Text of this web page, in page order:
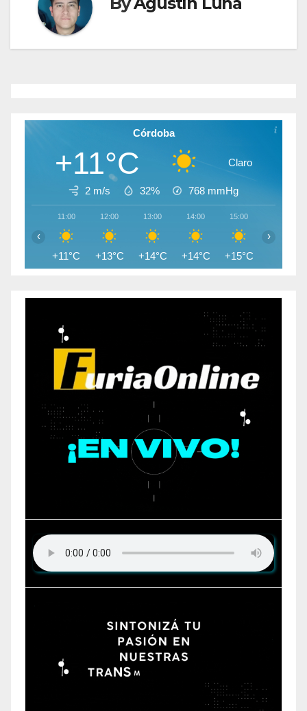
Córdoba
+11°C Claro
2 m/s 32% 768 mmHg
11:00
+11°C
12:00
+13°C
13:00
+14°C
14:00
+14°C
15:00
+15°C
‹ ›